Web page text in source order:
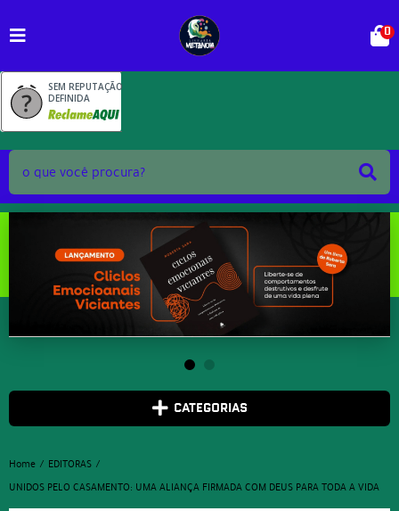
SEM REPUTAÇÃO
DEFINIDA
0
CATEGORIAS
Home
EDITORAS
UNIDOS PELO CASAMENTO: UMA ALIANÇA FIRMADA COM DEUS PARA TODA A VIDA